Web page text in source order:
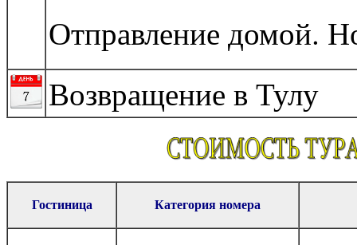
Отправление домой.
Возвращение в Тулу
Гостиница Категория номера